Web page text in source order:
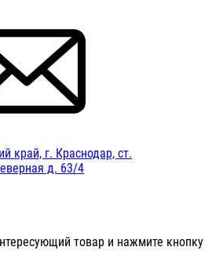
край, г. Краснодар, ст.
д. 63/4
товар и нажмите кнопку